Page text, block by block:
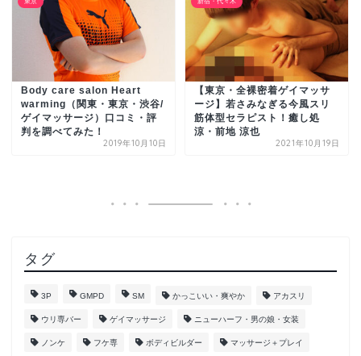
東京
Body care salon Heart
warming（関東・東京・渋谷/
ゲイマッサージ）口コミ・評
判を調べてみた！
2019年10月10日
新宿・代々木
【東京・全裸密着ゲイマッサ
ージ】若さみなぎる今風スリ
筋体型セラピスト！癒し処
涼・前地 涼也
2021年10月19日
タグ
3P GMPD SM かっこいい・爽やか アカスリ
ウリ専バー ゲイマッサージ ニューハーフ・男の娘・女装
ノンケ フケ専 ボディビルダー マッサージ＋プレイ